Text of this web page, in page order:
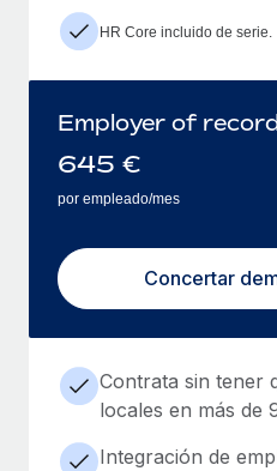
HR Core incluido de serie.
Employer of
645 €
por empleado/mes
Concertar
Contrata sin tener
locales en más de
Integración de